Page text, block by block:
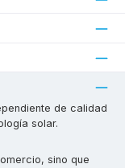
de calidad
solar.
sino que